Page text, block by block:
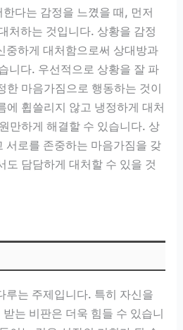
다는 감정을 느꼈을 때, 먼저
처하는 것입니다. 상황을 감정
중하게 대처함으로써 상대방과
니다. 우선적으로 상황을 잘 파
한 마음가짐으로 행동하는 것이
에 휩쓸리지 않고 냉정하게 대처
만하게 해결할 수 있습니다. 상
서로를 존중하는 마음가짐을 갖
도 담담하게 대처할 수 있을 것
루는 주제입니다. 특히 자신을
는 비판은 더욱 힘들 수 있습니